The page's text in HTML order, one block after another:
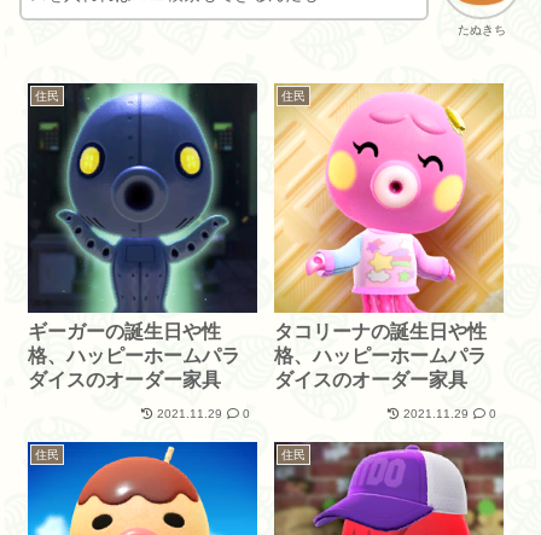
たぬきち
住民
ギーガーの誕生日や性
格、ハッピーホームパラ
ダイスのオーダー家具
2021.11.29 0
住民
タコリーナの誕生日や性
格、ハッピーホームパラ
ダイスのオーダー家具
2021.11.29 0
住民 住民